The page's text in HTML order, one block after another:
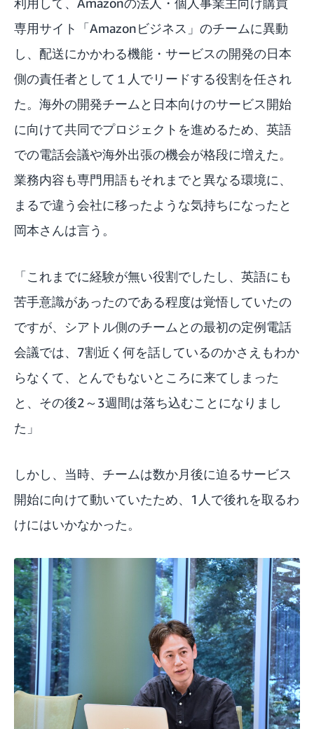
専用サイト「Amazonビジネス 」のチームに異動
し、配送にかかわる機能・サービスの開発の日本
側の責任者として１人でリードする役割を任され
た。海外の開発チームと日本向けのサービス開始
に向けて共同でプロジェクトを進めるため、英語
での電話会議や海外出張の機会が格段に増えた。
業務内容も専門用語もそれまでと異なる環境に、
まるで違う会社に移ったような気持ちになったと
岡本さんは言う。
「これまでに経験が無い役割でしたし、英語にも
苦手意識があったのである程度は覚悟していたの
ですが、シアトル側のチームとの最初の定例電話
会議では、7割近く何を話しているのかさえもわか
らなくて、とんでもないところに来てしまった
と、その後2～3週間は落ち込むことになりまし
た」
しかし、当時、チームは数か月後に迫るサービス
開始に向けて動いていたため、1人で後れを取るわ
けにはいかなかった。